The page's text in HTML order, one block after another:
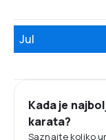
Jul
Kada je
karata?
Saznajte koliko